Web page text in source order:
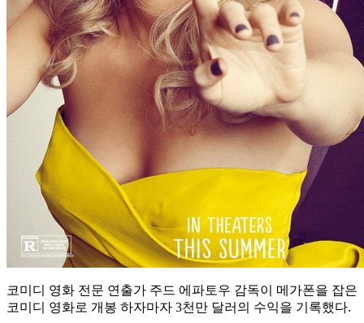
코미디 영화 전문 연출가 주드 에파토우 감독이 메가폰을 잡은
코미디 영화로 개봉 하자마자 3천만 달러의 수익을 기록했다.